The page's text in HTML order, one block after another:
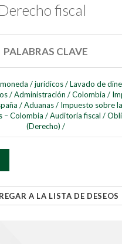
fiscal
PALABRAS CLAVE
/jurídicos/Lavado de
/ Administración / Colombia /
/ Aduanas / Impuesto sobre
– Colombia /Auditoría fiscal /
(Derecho) /
A LA LISTA DE DESEOS